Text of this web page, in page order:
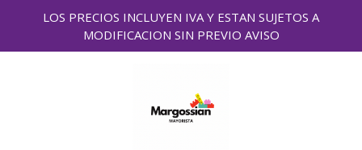
LOS PRECIOS INCLUYEN IVA Y ESTAN SUJETOS A
MODIFICACION SIN PREVIO AVISO